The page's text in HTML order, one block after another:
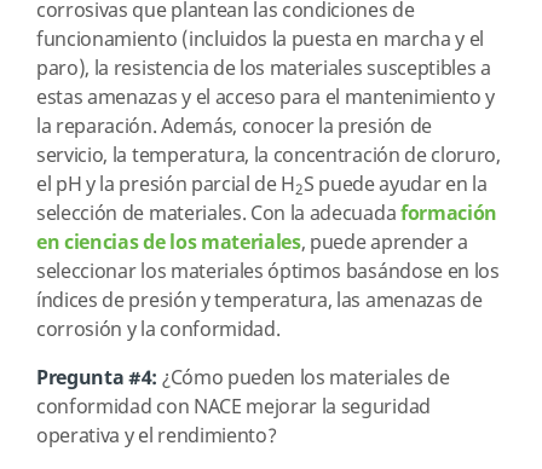
corrosivas que plantean las condiciones de
funcionamiento (incluidos la puesta en marcha y el
paro), la resistencia de los materiales susceptibles a
estas amenazas y el acceso para el mantenimiento y
la reparación. Además, conocer la presión de
servicio, la temperatura, la concentración de cloruro,
el pH y la presión parcial de H2S puede ayudar en la
selección de materiales. Con la adecuadaformación
en ciencias de los materiales, puede aprender a
seleccionar los materiales óptimos basándose en los
índices de presión y temperatura, las amenazas de
corrosión y la conformidad.
Pregunta #4: ¿Cómo pueden los materiales de
conformidad con NACE mejorar la seguridad
operativa y el rendimiento?